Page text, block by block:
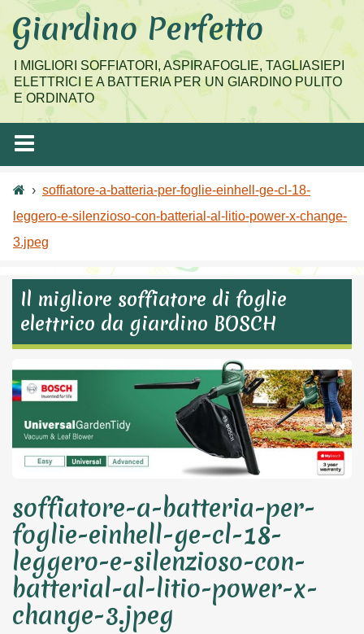
Salta
contenuto
Giardino Perfetto
I MIGLIORI SOFFIATORI, ASPIRAFOGLIE, TAGLIASIEPI
ELETTRICI E A BATTERIA PER UN GIARDINO PULITO
E ORDINATO
› soffiatore-a-batteria-per-foglie-einhell-ge-cl-18-
leggero-e-silenzioso-con-batterial-al-litio-power-x-change-
3.jpeg
Il migliore soffiatore di foglie
elettrico da giardino BOSCH
soffiatore-a-batteria-per-
foglie-einhell-ge-cl-18-
leggero-e-silenzioso-con-
batterial-al-litio-power-x-
change-3.jpeg